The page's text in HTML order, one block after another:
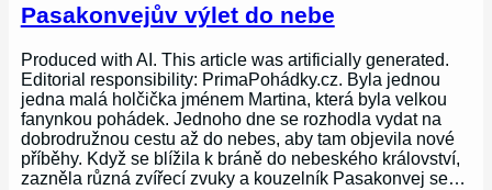
Pasakonvejův výlet do nebe
Produced with AI. This article was artificially generated.
Editorial responsibility: PrimaPohádky.cz. Byla jednou
jedna malá holčička jménem Martina, která byla velkou
fanynkou pohádek. Jednoho dne se rozhodla vydat na
dobrodružnou cestu až do nebes, aby tam objevila nové
příběhy. Když se blížila k bráně do nebeského království,
zazněla různá zvířecí zvuky a kouzelník Pasakonvej se…